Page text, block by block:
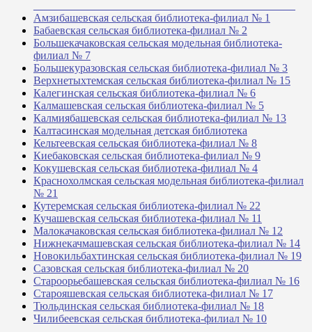
Амзибашевская сельская библиотека-филиал № 1
Бабаевская сельская библиотека-филиал № 2
Большекачаковская сельская модельная библиотека-
филиал № 7
Большекуразовская сельская библиотека-филиал № 3
Верхнетыхтемская сельская библиотека-филиал № 15
Калегинская сельская библиотека-филиал № 6
Калмашевская сельская библиотека-филиал № 5
Калмиябашевская сельская библиотека-филиал № 13
Калтасинская модельная детская библиотека
Кельтеевская сельская библиотека-филиал № 8
Киебаковская сельская библиотека-филиал № 9
Кокушевская сельская библиотека-филиал № 4
Краснохолмская сельская модельная библиотека-филиал
№ 21
Кутеремская сельская библиотека-филиал № 22
Кучашевская сельская библиотека-филиал № 11
Малокачаковская сельская библиотека-филиал № 12
Нижнекачмашевская сельская библиотека-филиал № 14
Новокильбахтинская сельская библиотека-филиал № 19
Сазовская сельская библиотека-филиал № 20
Староорьебашевская сельская библиотека-филиал № 16
Старояшевская сельская библиотека-филиал № 17
Тюльдинская сельская библиотека-филиал № 18
Чилибеевская сельская библиотека-филиал № 10